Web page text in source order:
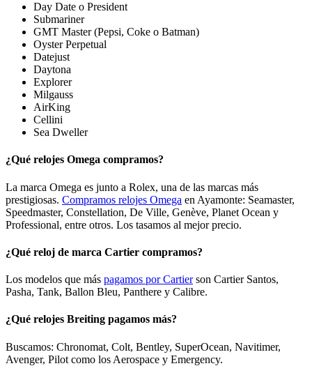
Day Date o President
Submariner
GMT Master (Pepsi, Coke o Batman)
Oyster Perpetual
Datejust
Daytona
Explorer
Milgauss
AirKing
Cellini
Sea Dweller
¿Qué relojes Omega compramos?
La marca Omega es junto a Rolex, una de las marcas más
prestigiosas. Compramos relojes Omega en Ayamonte: Seamaster,
Speedmaster, Constellation, De Ville, Genève, Planet Ocean y
Professional, entre otros. Los tasamos al mejor precio.
¿Qué reloj de marca Cartier compramos?
Los modelos que más pagamos por Cartierson Cartier Santos,
Pasha, Tank, Ballon Bleu, Panthere y Calibre.
¿Qué relojes Breiting pagamos más?
Buscamos: Chronomat, Colt, Bentley, SuperOcean, Navitimer,
Avenger, Pilot como los Aerospace y Emergency.